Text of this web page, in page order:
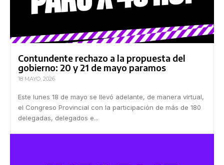
Contundente rechazo a la propuesta del
gobierno: 20 y 21 de mayo paramos
18 MAYO, 2026
Este lunes 18 de mayo se llevó adelante, de manera virtual,
el Congreso Provincial con la participación de más de 180
delegadas, delegados e...